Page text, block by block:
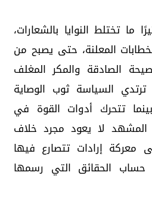
ما تختلط النوايا بالشعارات،
المعلنة، حتى يصبح من
الصادقة والمكر المغلف
السياسة ثوب الوصاية
تتحرك أدوات القوة في
المشهد لا يعود مجرد خلاف
إرادات تتصارع فيها
حساب الحقائق التي رسمها